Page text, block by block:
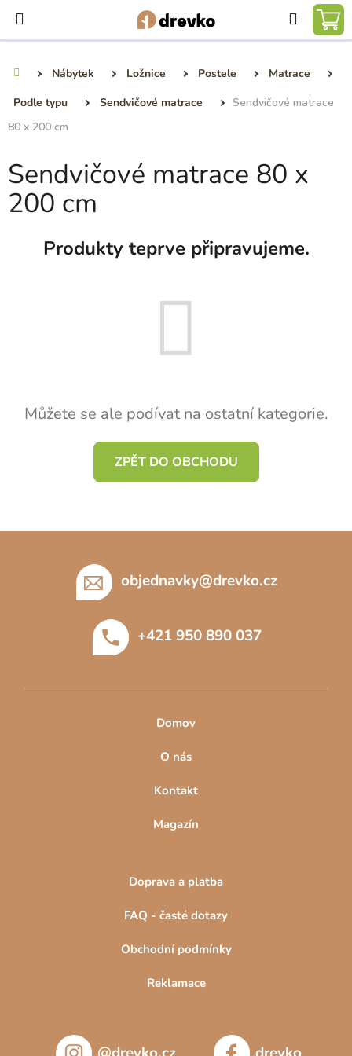
obsah
Hledat
Nábytek Ložnice Postele
Matrace
Podle typu
Sendvičové matrace
Sendvičové matrace
80 x 200 cm
Sendvičové matrace 80 x
200 cm
Produkty teprve připravujeme.
Můžete se ale podívat na ostatní kategorie.
ZPĚT DO OBCHODU
objednavky@drevko.cz
+421 950 890 037
Domov
O nás
Kontakt
Magazín
Doprava a platba
FAQ - časté dotazy
Obchodní podmínky
Reklamace